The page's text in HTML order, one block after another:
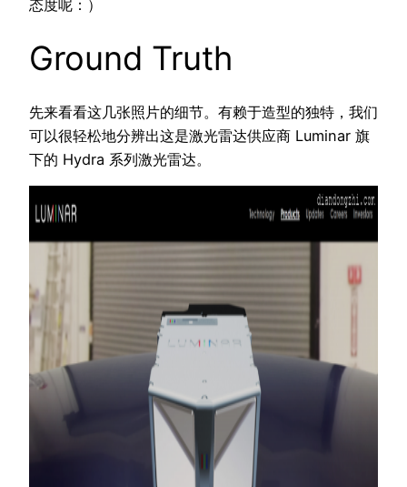
态度呢：）
Ground Truth
先来看看这几张照片的细节。有赖于造型的独特，我们
可以很轻松地分辨出这是激光雷达供应商 Luminar 旗
下的 Hydra 系列激光雷达。